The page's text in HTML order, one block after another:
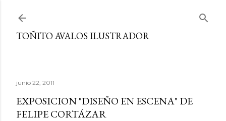
TOÑITO AVALOS ILUSTRADOR
junio 22, 2011
EXPOSICION "DISEÑO EN ESCENA" DE
FELIPE CORTÁZAR